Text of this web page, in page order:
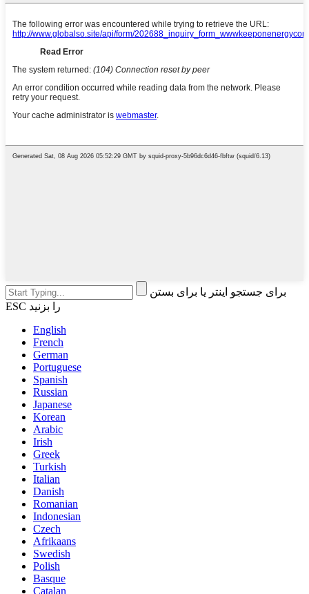
برای جستجو اینتر یا برای بستن
ESC را بزنید
English
French
German
Portuguese
Spanish
Russian
Japanese
Korean
Arabic
Irish
Greek
Turkish
Italian
Danish
Romanian
Indonesian
Czech
Afrikaans
Swedish
Polish
Basque
Catalan